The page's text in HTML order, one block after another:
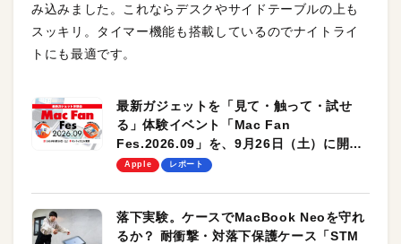
み込みました。これならデスクやサイドテーブルの上も
スッキリ。タイマー機能も搭載しているのでナイトライ
トにも最適です。
最新ガジェットを「見て・触って・試せ
る」体験イベント「Mac Fan
Fes.2026.09」を、9月26日（土）に開催
します！
Apple レポート
落下実験。ケースでMacBook Neoを守れ
るか？ 耐衝撃・対落下保護ケース「STM